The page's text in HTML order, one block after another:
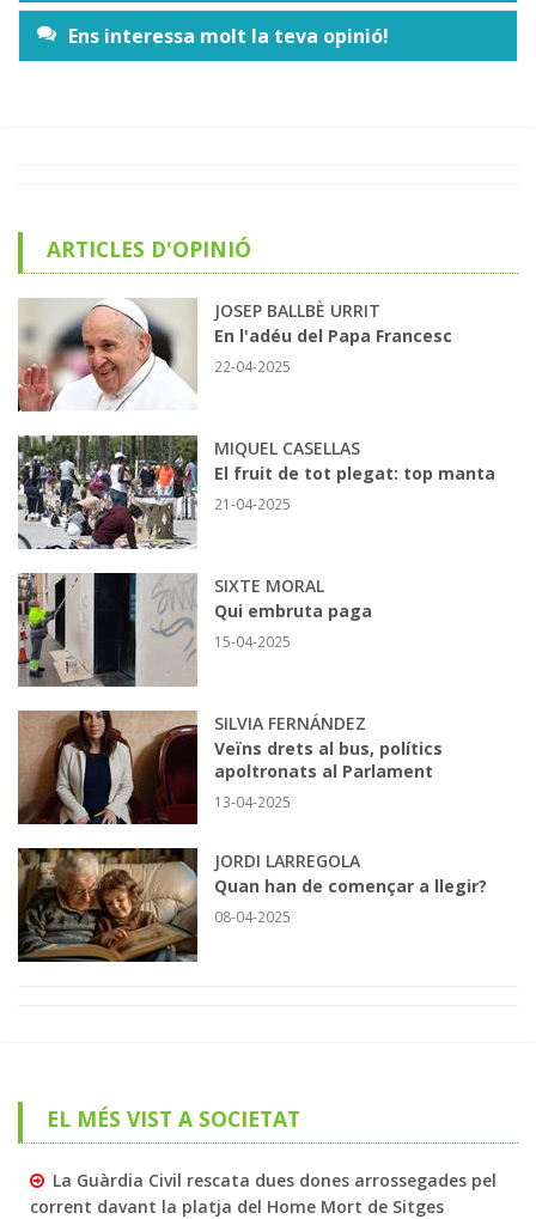
Ens interessa molt la teva opinió!
ARTICLES D'OPINIÓ
JOSEP BALLBÈ URRIT
En l'adéu del Papa Francesc
22-04-2025
MIQUEL CASELLAS
El fruit de tot plegat: top manta
21-04-2025
SIXTE MORAL
Qui embruta paga
15-04-2025
SILVIA FERNÁNDEZ
Veïns drets al bus, polítics
apoltronats al Parlament
13-04-2025
JORDI LARREGOLA
Quan han de començar a llegir?
08-04-2025
EL MÉS VIST A SOCIETAT
La Guàrdia Civil rescata dues dones arrossegades pel
corrent davant la platja del Home Mort de Sitges